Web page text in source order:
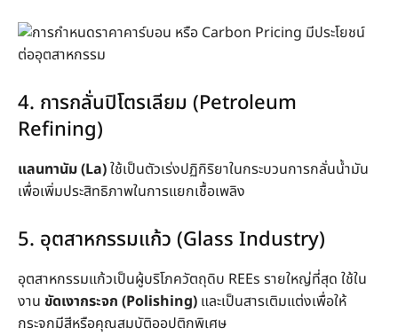
4. การกลั่นปิโตรเลียม (Petroleum
Refining)
แลนทานัม (La)ใช้เป็นตัวเร่งปฏิกิริยาในกระบวนการกลั่นน้ำมัน
เพื่อเพิ่มประสิทธิภาพในการแยกเชื้อเพลิง
5. อุตสาหกรรมแก้ว (Glass Industry)
อุตสาหกรรมแก้วเป็นผู้บริโภควัตถุดิบ REEs รายใหญ่ที่สุด ใช้ใน
งาน ขัดเงากระจก (Polishing) และเป็นสารเติมแต่งเพื่อให้
กระจกมีสีหรือคุณสมบัติออปติกพิเศษ